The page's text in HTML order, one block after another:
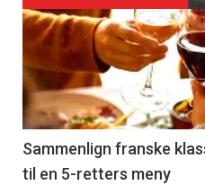
akkurat
nå
-
5
Sammenlign franske
til en 5-retters meny